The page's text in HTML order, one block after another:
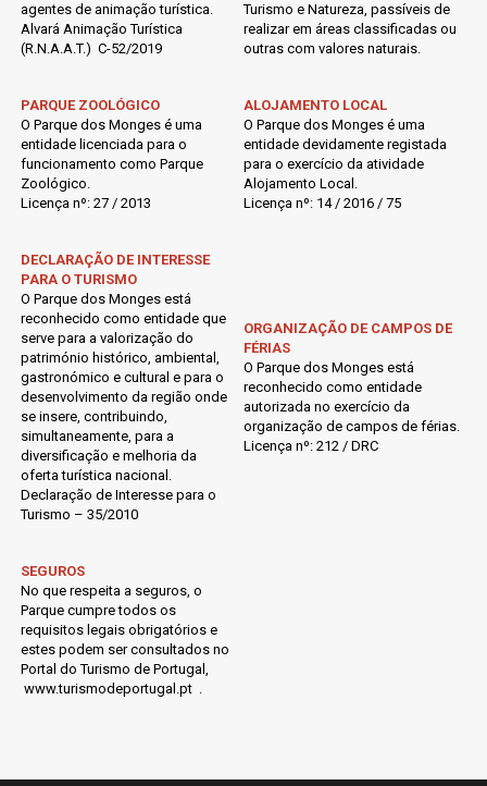
agentes de animação turística.
Alvará Animação Turística
(R.N.A.A.T.) C-52/2019
Turismo e Natureza, passíveis de
realizar em áreas classificadas ou
outras com valores naturais.
PARQUE ZOOLÓGICO
O Parque dos Monges é uma
entidade licenciada para o
funcionamento como Parque
Zoológico.
Licença nº: 27 / 2013
ALOJAMENTO LOCAL
O Parque dos Monges é uma
entidade devidamente registada
para o exercício da atividade
Alojamento Local.
Licença nº: 14 / 2016 / 75
DECLARAÇÃO DE INTERESSE
PARA O TURISMO
O Parque dos Monges está
reconhecido como entidade que
serve para a valorização do
património histórico, ambiental,
gastronómico e cultural e para o
desenvolvimento da região onde
se insere, contribuindo,
simultaneamente, para a
diversificação e melhoria da
oferta turística nacional.
Declaração de Interesse para o
Turismo – 35/2010
ORGANIZAÇÃO DE CAMPOS DE
FÉRIAS
O Parque dos Monges está
reconhecido como entidade
autorizada no exercício da
organização de campos de férias.
Licença nº: 212 / DRC
SEGUROS
No que respeita a seguros, o
Parque cumpre todos os
requisitos legais obrigatórios e
estes podem ser consultados no
Portal do Turismo de Portugal,
www.turismodeportugal.pt .